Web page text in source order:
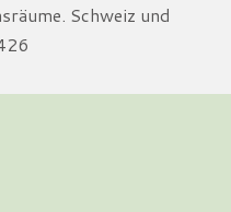
Schweiz und